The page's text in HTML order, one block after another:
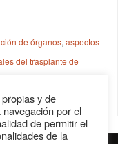
de órganos,aspectos
del trasplante de
y de
por el
de permitir el
de la